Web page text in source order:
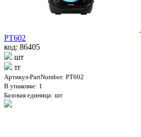
PT602
код: 86405
шт
тг
Артикул-PartNumber: PT602
В упаковке: 1
Базовая единица: шт